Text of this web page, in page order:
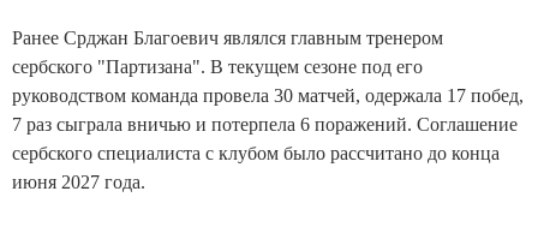
Ранее Срджан Благоевич являлся главным тренером
сербского "Партизана". В текущем сезоне под его
руководством команда провела 30 матчей, одержала 17 побед,
7 раз сыграла вничью и потерпела 6 поражений. Соглашение
сербского специалиста с клубом было рассчитано до конца
июня 2027 года.